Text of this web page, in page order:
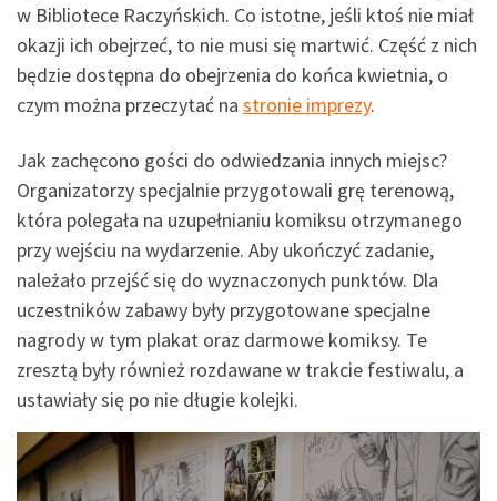
w Bibliotece Raczyńskich. Co istotne, jeśli ktoś nie miał
okazji ich obejrzeć, to nie musi się martwić. Część z nich
będzie dostępna do obejrzenia do końca kwietnia, o
czym można przeczytać na stronie imprezy.
Jak zachęcono gości do odwiedzania innych miejsc?
Organizatorzy specjalnie przygotowali grę terenową,
która polegała na uzupełnianiu komiksu otrzymanego
przy wejściu na wydarzenie. Aby ukończyć zadanie,
należało przejść się do wyznaczonych punktów. Dla
uczestników zabawy były przygotowane specjalne
nagrody w tym plakat oraz darmowe komiksy. Te
zresztą były również rozdawane w trakcie festiwalu, a
ustawiały się po nie długie kolejki.